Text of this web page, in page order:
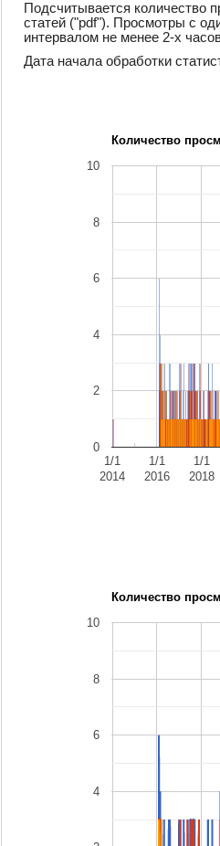
Подсчитывается количество
статей ("pdf"). Просмотры с
интервалом не менее 2-х
Дата начала обработки
Количество
1/1
2014
1/1
2016
1/1
2018
0
2
4
6
8
10
Количество
4
6
8
10